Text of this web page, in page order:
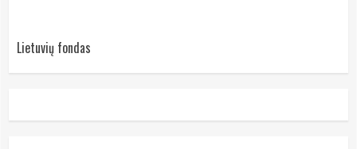
Lietuvių fondas